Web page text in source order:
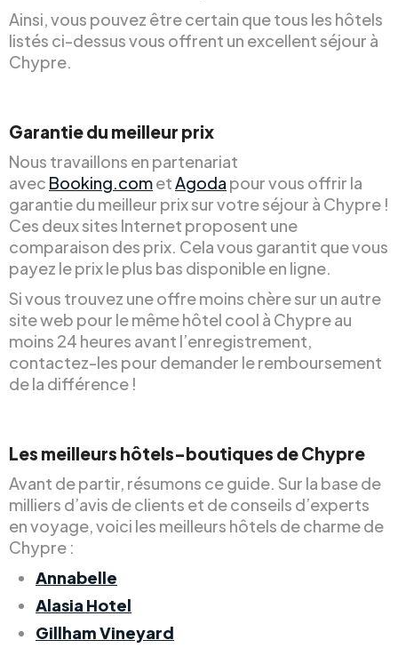
Ainsi, vous pouvez être certain que tous les hôtels
listés ci-dessus vous offrent un excellent séjour à
Chypre.
Garantie du meilleur prix
Nous travaillons en partenariat
avec Booking.cometAgoda pour vous offrir la
garantie du meilleur prix sur votre séjour à Chypre !
Ces deux sites Internet proposent une
comparaison des prix. Cela vous garantit que vous
payez le prix le plus bas disponible en ligne.
Si vous trouvez une offre moins chère sur un autre
site web pour le même hôtel cool à Chypre au
moins 24 heures avant l’enregistrement,
contactez-les pour demander le remboursement
de la différence !
Les meilleurs hôtels-boutiques de Chypre
Avant de partir, résumons ce guide. Sur la base de
milliers d’avis de clients et de conseils d’experts
en voyage, voici les meilleurs hôtels de charme de
Chypre :
Annabelle
Alasia Hotel
Gillham Vineyard